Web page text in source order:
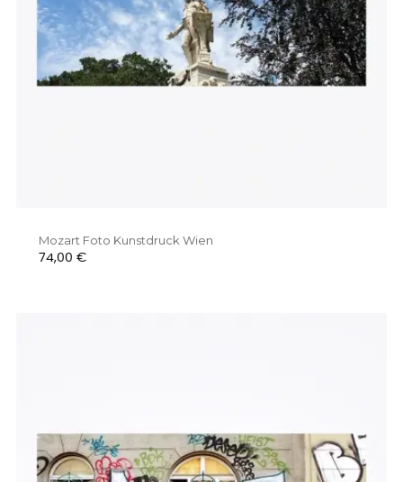
Mozart Foto Kunstdruck Wien
Preis
74,00 €